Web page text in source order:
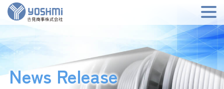
News Release